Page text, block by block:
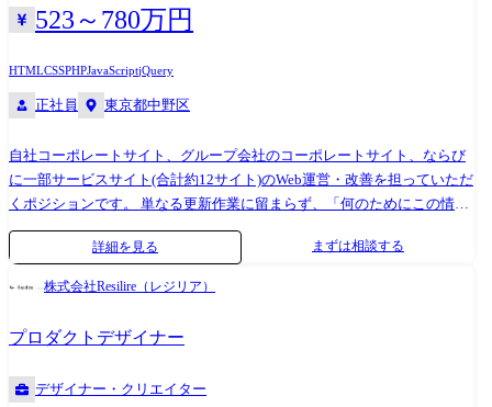
ェック、修正対応 ・制作データの管理、入稿データ作成 ・動画コンテン
ツの簡単な制作・編集業務 ※将来的には、制作ルールの整備やクリエイ
523～780万円
HTMLCSSPHPJavaScriptjQuery
正社員 東京都中野区
自社コーポレートサイト、グループ会社のコーポレートサイト、ならび
に一部サービスサイト(合計約12サイト)のWeb運営・改善を担っていただ
くポジションです。 単なる更新作業に留まらず、「何のためにこの情報
が存在するのか」「利用者に正しく伝わっているか」といった視点を持
ちながら、Webサイトの構造や導線、情報設計の改善に取り組んでいた
だきます。 社内の関係部署や外部制作会社と連携しながら、事業・ブラ
ションです。 【主な業務内容】 ・Webサイト全体の運用・管理(表示確
認、掲載内容チェック、情報の整合性確認 等) ・Webサイトの改修・更新
業務(CMSでの更新、軽微な修正、制作会社への指示・調整) ・アクセス
状況・ユーザー行動の把握(数値の確認、傾向の把握、課題仮説の整理)
詳細を見る まずは相談する
株式会社Resilire（レジリア）
プロダクトデザイナー
デザイナー・クリエイター